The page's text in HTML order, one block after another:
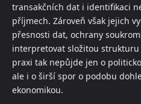
transakčních dat i identifikaci
příjmech. Zároveň však jejich
přesnosti dat, ochrany
interpretovat složitou strukturu
praxi tak nepůjde jen o
ale i o širší spor o podobu
ekonomikou.